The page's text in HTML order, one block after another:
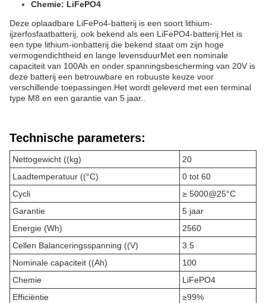
Chemie: LiFePO4
Deze oplaadbare LiFePo4-batterij is een soort lithium-
ijzerfosfaatbatterij, ook bekend als een LiFePO4-batterij.Het is
een type lithium-ionbatterij die bekend staat om zijn hoge
vermogendichtheid en lange levensduurMet een nominale
capaciteit van 100Ah en onder spanningsbescherming van 20V is
deze batterij een betrouwbare en robuuste keuze voor
verschillende toepassingen.Het wordt geleverd met een terminal
type M8 en een garantie van 5 jaar..
Technische parameters:
Nettogewicht ((kg)
20
Laadtemperatuur ((°C)
0 tot 60
Cycli
≥ 5000@25°C
Garantie
5 jaar
Energie (Wh)
2560
Cellen Balanceringsspanning ((V)
3.5
Nominale capaciteit ((Ah)
100
Chemie
LiFePO4
Efficiëntie
≥99%